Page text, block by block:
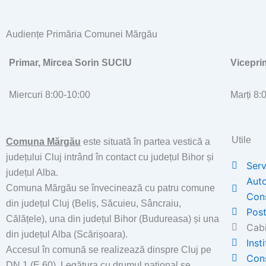
Audiențe Primăria Comunei Mărgău
Primar, Mircea Sorin SUCIU
Miercuri 8:00-10:00 Marți
Comuna Mărgău este situată în partea vestică a
județului Cluj intrând în contact cu județul Bihor și
județul Alba.
Comuna Mărgău se învecinează cu patru comune
din județul Cluj (Beliș, Săcuieu, Sâncraiu,
Călățele), una din județul Bihor (Budureasa) și una
din județul Alba (Scărișoara).
Accesul în comună se realizează dinspre Cluj pe
Utile